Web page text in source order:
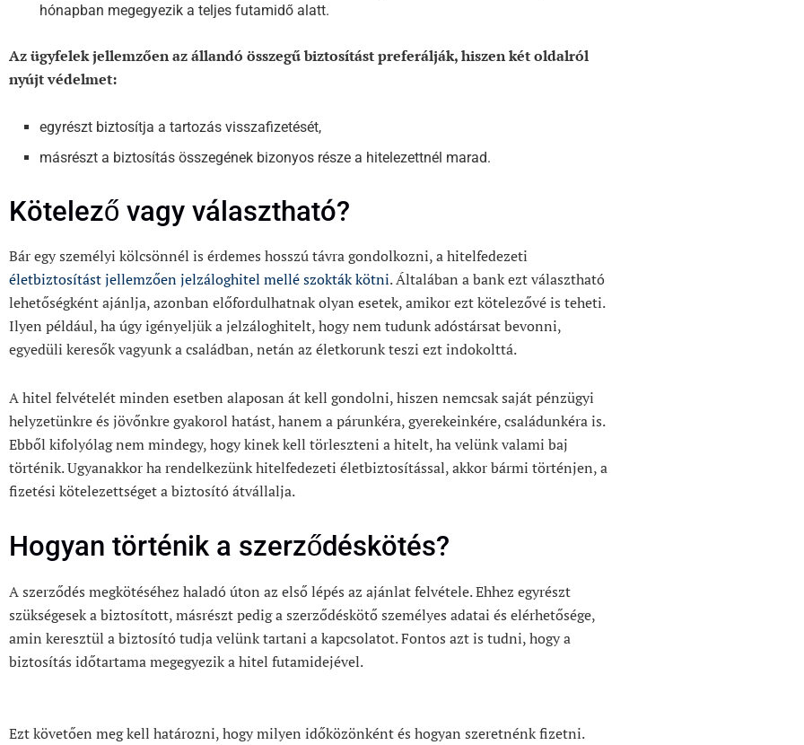
hónapban megegyezik a teljes futamidő alatt.
Az ügyfelek jellemzően az állandó összegű biztosítást preferálják, hiszen két oldalról
nyújt védelmet:
egyrészt biztosítja a tartozás visszafizetését,
másrészt a biztosítás összegének bizonyos része a hitelezettnél marad.
Kötelező vagy választható?
Bár egy személyi kölcsönnél is érdemes hosszú távra gondolkozni, a hitelfedezeti
életbiztosítást jellemzően jelzáloghitel mellé szokták kötni. Általában a bank ezt választható
lehetőségként ajánlja, azonban előfordulhatnak olyan esetek, amikor ezt kötelezővé is teheti.
Ilyen például, ha úgy igényeljük a jelzáloghitelt, hogy nem tudunk adóstársat bevonni,
egyedüli keresők vagyunk a családban, netán az életkorunk teszi ezt indokolttá.
A hitel felvételét minden esetben alaposan át kell gondolni, hiszen nemcsak saját pénzügyi
helyzetünkre és jövőnkre gyakorol hatást, hanem a párunkéra, gyerekeinkére, családunkéra is.
Ebből kifolyólag nem mindegy, hogy kinek kell törleszteni a hitelt, ha velünk valami baj
történik. Ugyanakkor ha rendelkezünk hitelfedezeti életbiztosítással, akkor bármi történjen, a
fizetési kötelezettséget a biztosító átvállalja.
Hogyan történik a szerződéskötés?
A szerződés megkötéséhez haladó úton az első lépés az ajánlat felvétele. Ehhez egyrészt
szükségesek a biztosított, másrészt pedig a szerződéskötő személyes adatai és elérhetősége,
amin keresztül a biztosító tudja velünk tartani a kapcsolatot. Fontos azt is tudni, hogy a
biztosítás időtartama megegyezik a hitel futamidejével.
Ezt követően meg kell határozni, hogy milyen időközönként és hogyan szeretnénk fizetni.